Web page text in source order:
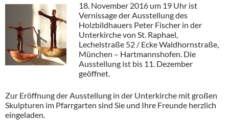
18. November 2016 um 19 Uhr ist
Vernissage der Ausstellung des
Holzbildhauers Peter Fischer in der
Unterkirche von St. Raphael,
Lechelstraße 52 / Ecke Waldhornstraße,
München – Hartmannshofen. Die
Ausstellung ist bis 11. Dezember
geöffnet.
Zur Eröffnung der Ausstellung in der Unterkirche mit großen
Skulpturen im Pfarrgarten sind Sie und Ihre Freunde herzlich
eingeladen.